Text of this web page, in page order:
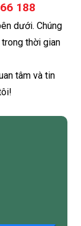
188
dưới. Chúng
thời gian
tâm và tin